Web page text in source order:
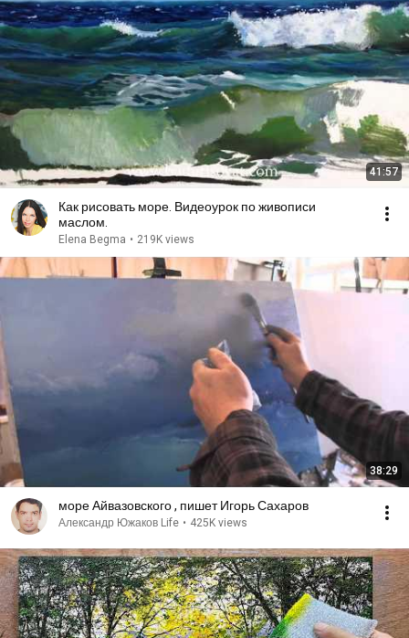
41:57
Как рисовать море. Видеоурок по живописи
маслом.
Elena Begma • 219K views
38:29
море Айвазовского , пишет Игорь Сахаров
Александр Южаков Life • 425K views